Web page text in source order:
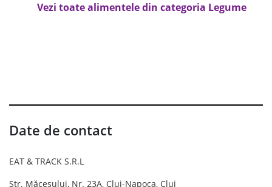
Vezi toate alimentele din categoria Legume
Date de contact
EAT & TRACK S.R.L
Str. Măceșului, Nr. 23A, Cluj-Napoca, Cluj